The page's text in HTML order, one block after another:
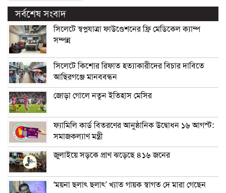
সর্বশেষ সংবাদ
সিলেটে স্বপ্নযাত্রা ফাউণ্ডেশনের ফ্রি মেডিকেল ক্যাম্প
সম্পন্ন
সিলেটে কিশোর রিফাত হত্যাকারীদের বিচার দাবিতে
আছিরগঞ্জে মানববন্ধন
জোড়া গোলে নতুন ইতিহাস মেসির
ফ্যামিলি কার্ড বিতরণের আনুষ্ঠানিক উদ্বোধন ১৬ আগস্ট:
সমাজকল্যাণ মন্ত্রী
জুলাইয়ে সড়কে প্রাণ ঝড়েছে ৪১৬ জনের
‘ময়না ছলাৎ ছলাৎ’ খ্যাত গায়ক স্বাগত দে মারা গেছেন